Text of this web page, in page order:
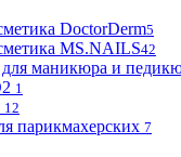
DoctorDerm5
MS.NAILS42
маникюра и
1
12
парикмахерских 7